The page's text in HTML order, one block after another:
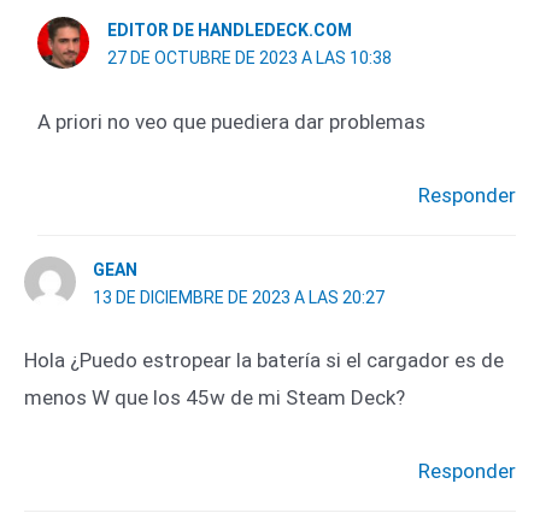
EDITOR DE HANDLEDECK.COM
27 DE OCTUBRE DE 2023 A LAS 10:38
A priori no veo que puediera dar problemas
Responder
GEAN
13 DE DICIEMBRE DE 2023 A LAS 20:27
Hola ¿Puedo estropear la batería si el cargador es de
menos W que los 45w de mi Steam Deck?
Responder